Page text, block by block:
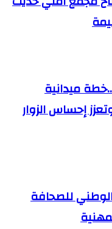
ميدانية
إحساس الزوار
للصحافة